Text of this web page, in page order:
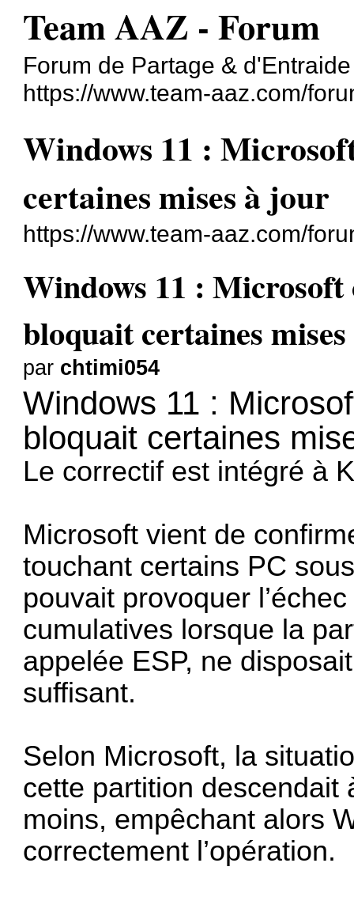
Team AAZ - Forum
Forum de Partage &
https://www.team-aaz.com/
Windows 11 :
certaines mises à jour
https://www.team-aaz.com/
Windows 11 :
bloquait certaines
par chtimi054
Windows 11 :
bloquait certaines
Le correctif est intégré à
Microsoft vient de
touchant certains PC
pouvait provoquer
cumulatives lorsque la
appelée ESP, ne
suffisant.
Selon Microsoft, la
cette partition descendait
moins, empêchant alors
correctement l’opération.